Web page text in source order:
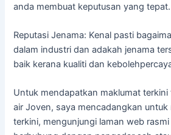
anda membuat keputusan yang tepat.
Reputasi Jenama: Kenal pasti
dalam industri dan adakah jenama
baik kerana kualiti dan
Untuk mendapatkan maklumat
air Joven, saya mencadangkan untuk
terkini, mengunjungi laman web